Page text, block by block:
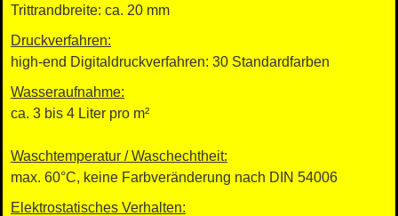
Trittrandbreite: ca. 20 mm
Druckverfahren:
high-end Digitaldruckverfahren: 30 Standardfarben
Wasseraufnahme:
ca. 3 bis 4 Liter pro m²
Waschtemperatur / Waschechtheit:
max. 60°C, keine Farbveränderung nach DIN 54006
Elektrostatisches Verhalten: